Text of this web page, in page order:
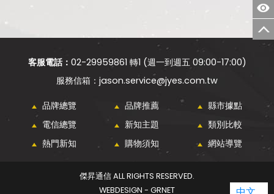
客服電話： 02-29959861 轉1 (週一到週五 09:00-17:00)
jason.service@jyes.com.tw
品牌總覽 品牌推薦
縣市據點
電信總覽
新知主題
類別比較
熱門新知
購物須知 網站導覽
傑昇通信 ALL RIGHTS RESERVED.
WEBDESIGN - GRNET